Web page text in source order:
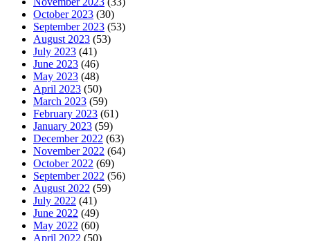
October 2023 (30)
September 2023 (53)
August 2023 (53)
July 2023 (41)
June 2023 (46)
May 2023 (48)
April 2023 (50)
March 2023 (59)
February 2023 (61)
January 2023 (59)
December 2022 (63)
November 2022 (64)
October 2022 (69)
September 2022 (56)
August 2022 (59)
July 2022 (41)
June 2022 (49)
May 2022 (60)
April 2022 (50)